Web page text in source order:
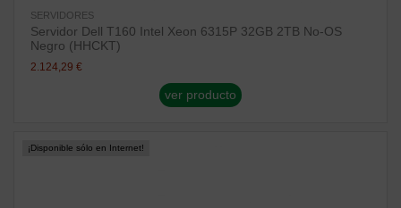
SERVIDORES
Servidor Dell T160 Intel Xeon 6315P 32GB 2TB No-OS
Negro (HHCKT)
2.124,29 €
ver producto
¡Disponible sólo en Internet!